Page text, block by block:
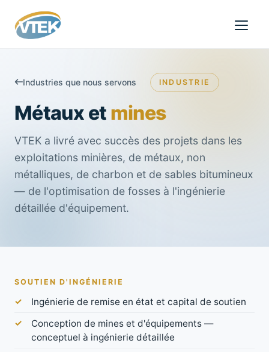
Industries que nous servons INDUSTRIE
Métaux et mines
VTEK a livré avec succès des projets dans les
exploitations minières, de métaux, non
métalliques, de charbon et de sables bitumineux
— de l'optimisation de fosses à l'ingénierie
détaillée d'équipement.
SOUTIEN D'INGÉNIERIE
Ingénierie de remise en état et capital de soutien
Conception de mines et d'équipements —
conceptuel à ingénierie détaillée